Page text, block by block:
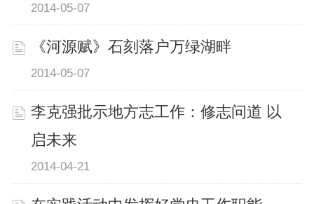
2014-05-07
《河源赋》石刻落户万绿湖畔
2014-05-07
李克强批示地方志工作：修志问道 以
启未来
2014-04-21